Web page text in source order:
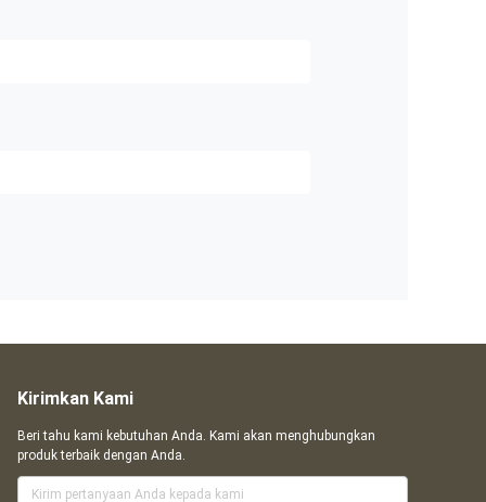
Kirimkan Kami
Beri tahu kami kebutuhan Anda. Kami akan menghubungkan
produk terbaik dengan Anda.